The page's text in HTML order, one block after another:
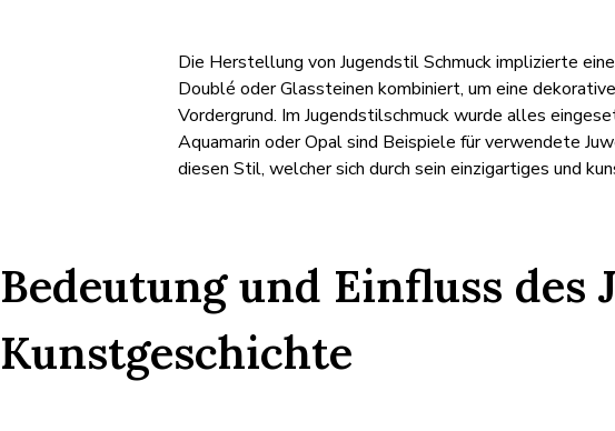
Die Herstellung von Jugendstil Schmuck implizierte
Doublé oder Glassteinen kombiniert, um eine
Vordergrund. Im Jugendstilschmuck wurde alles
Aquamarin oder Opal sind Beispiele für verwendete
diesen Stil, welcher sich durch sein einzigartiges und
Bedeutung und Einfluss des
Kunstgeschichte